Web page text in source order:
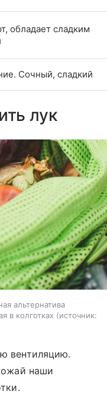
обладает сладким
Сочный, сладкий
лук
альтернатива
в колготках
источник:
вентиляцию.
наши